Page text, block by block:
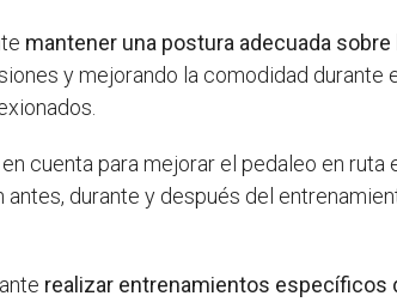
mantener una postura adecuada sobre
y mejorando la comodidad
cuenta para mejorar el pedaleo en ruta
antes, durante y después del
realizar entrenamientos específicos